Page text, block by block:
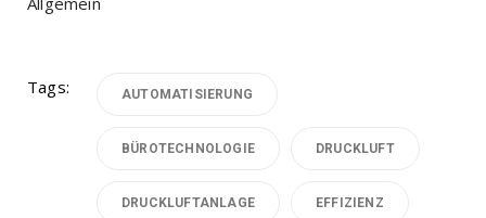
Tags: AUTOMATISIERUNG
BÜROTECHNOLOGIE DRUCKLUFT
DRUCKLUFTANLAGE EFFIZIENZ